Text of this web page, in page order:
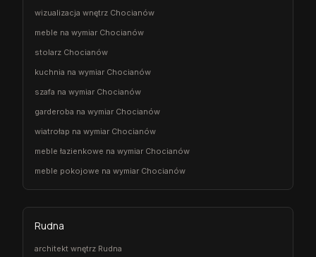
wizualizacja wnętrz Chocianów
meble na wymiar Chocianów
stolarz Chocianów
kuchnia na wymiar Chocianów
szafa na wymiar Chocianów
garderoba na wymiar Chocianów
wiatrołap na wymiar Chocianów
meble łazienkowe na wymiar Chocianów
meble pokojowe na wymiar Chocianów
Rudna
architekt wnętrz Rudna